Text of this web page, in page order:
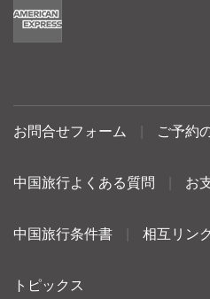
お問合せフォーム ご予約
中国旅行よくある質問 お
中国旅行条件書 相互リンク
トピックス